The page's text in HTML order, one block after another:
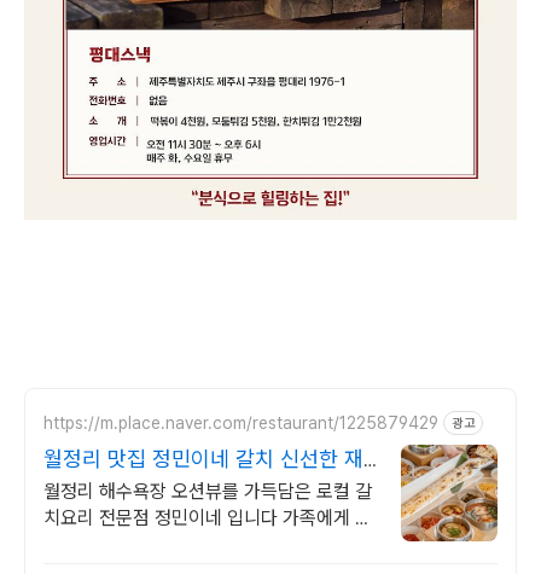
https://m.place.naver.com/restaurant/1225879429 광고
월정리 맛집 정민이네 갈치 신선한 재
료를 고집합니다
월정리 해수욕장 오션뷰를 가득담은 로컬 갈
치요리 전문점 정민이네 입니다 가족에게 식